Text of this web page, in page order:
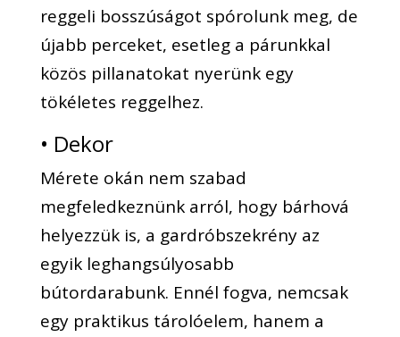
reggeli bosszúságot spórolunk meg, de
újabb perceket, esetleg a párunkkal
közös pillanatokat nyerünk egy
tökéletes reggelhez.
• Dekor
Mérete okán nem szabad
megfeledkeznünk arról, hogy bárhová
helyezzük is, a gardróbszekrény az
egyik leghangsúlyosabb
bútordarabunk. Ennél fogva, nemcsak
egy praktikus tárolóelem, hanem a